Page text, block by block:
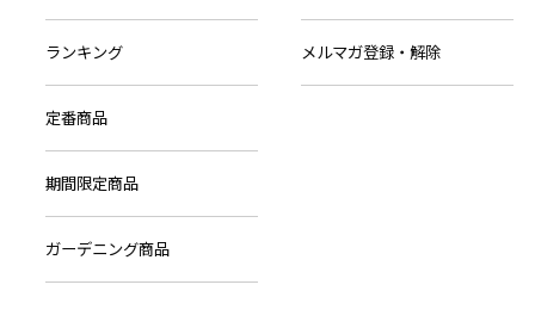
ランキング
定番商品
期間限定商品
ガーデニング商品
メルマガ登録・解除